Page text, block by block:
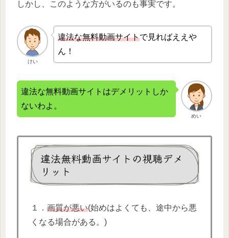
しかし、このような方がいるのも事実です。
けい
違法な無料動画サイトで見ればええや
ん！
めい
違法な無料動画サイトはデメリットしか
ないわよ。
違法無料動画サイトの視聴デメ
リット
１． 画質が悪い(始めはよくても、途中から悪
くなる場合がある。)